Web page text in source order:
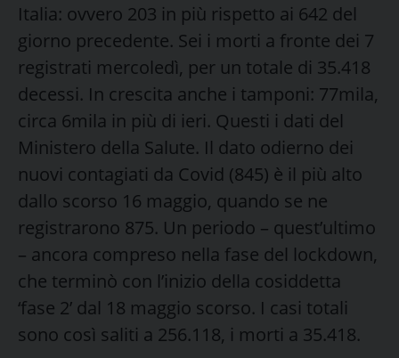
Italia: ovvero 203 in più rispetto ai 642 del
giorno precedente. Sei i morti a fronte dei 7
registrati mercoledì, per un totale di 35.418
decessi. In crescita anche i tamponi: 77mila,
circa 6mila in più di ieri. Questi i dati del
Ministero della Salute. Il dato odierno dei
nuovi contagiati da Covid (845) è il più alto
dallo scorso 16 maggio, quando se ne
registrarono 875. Un periodo – quest’ultimo
– ancora compreso nella fase del lockdown,
che terminò con l’inizio della cosiddetta
‘fase 2’ dal 18 maggio scorso. I casi totali
sono così saliti a 256.118, i morti a 35.418.